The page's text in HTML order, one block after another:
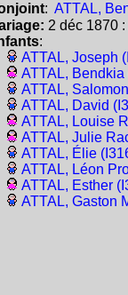
:ATTAL,
2 déc 1870
:
ATTAL, Joseph
ATTAL, Bendkia
ATTAL,
ATTAL, David
ATTAL, Louise
ATTAL, Julie
ATTAL, Élie
ATTAL, Léon
ATTAL, Esther
ATTAL, Gaston